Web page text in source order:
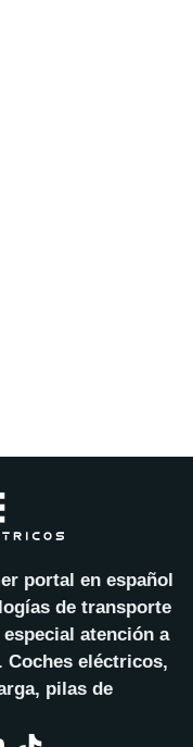
portal en español
de transporte
atención a
Coches eléctricos,
pilas de